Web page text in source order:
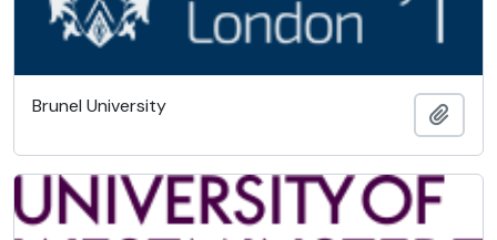
Brunel University